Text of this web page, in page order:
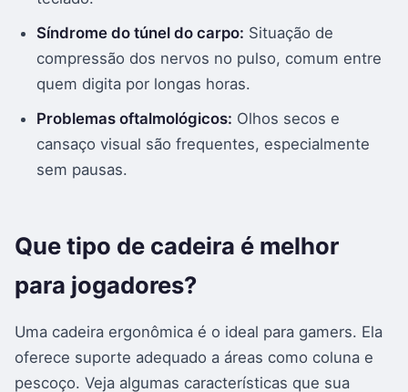
Síndrome do túnel do carpo: Situação de
compressão dos nervos no pulso, comum entre
quem digita por longas horas.
Problemas oftalmológicos: Olhos secos e
cansaço visual são frequentes, especialmente
sem pausas.
Que tipo de cadeira é melhor
para jogadores?
Uma cadeira ergonômica é o ideal para gamers. Ela
oferece suporte adequado a áreas como coluna e
pescoço. Veja algumas características que sua